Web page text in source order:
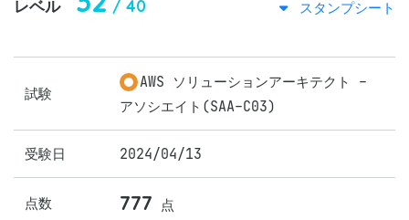
レベル / 40 スタンプシート
試験
AWS ソリューションアーキテクト -
アソシエイト(SAA-C03)
受験日 2024/04/13
点数 777 点